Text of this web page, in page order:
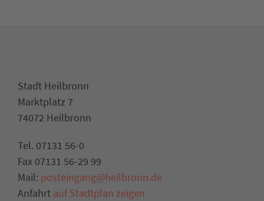
Stadt Heilbronn
Marktplatz 7
74072 Heilbronn
Tel. 07131 56-0
Fax 07131 56-29 99
Mail: posteingang@heilbronn.de
Anfahrt auf Stadtplan zeigen